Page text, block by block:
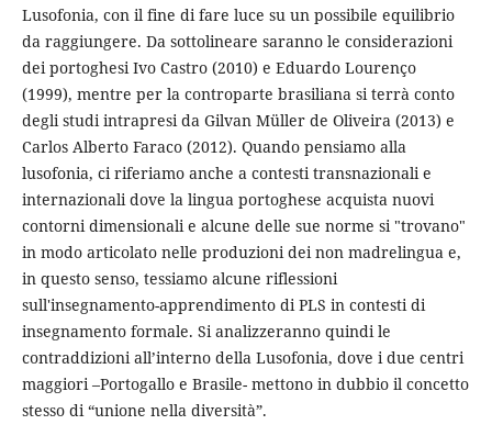
Lusofonia, con il fine di fare luce su un possibile equilibrio
da raggiungere. Da sottolineare saranno le considerazioni
dei portoghesi Ivo Castro (2010) e Eduardo Lourenço
(1999), mentre per la controparte brasiliana si terrà conto
degli studi intrapresi da Gilvan Müller de Oliveira (2013) e
Carlos Alberto Faraco (2012). Quando pensiamo alla
lusofonia, ci riferiamo anche a contesti transnazionali e
internazionali dove la lingua portoghese acquista nuovi
contorni dimensionali e alcune delle sue norme si "trovano"
in modo articolato nelle produzioni dei non madrelingua e,
in questo senso, tessiamo alcune riflessioni
sull'insegnamento-apprendimento di PLS in contesti di
insegnamento formale. Si analizzeranno quindi le
contraddizioni all’interno della Lusofonia, dove i due centri
maggiori –Portogallo e Brasile- mettono in dubbio il concetto
stesso di “unione nella diversità”.